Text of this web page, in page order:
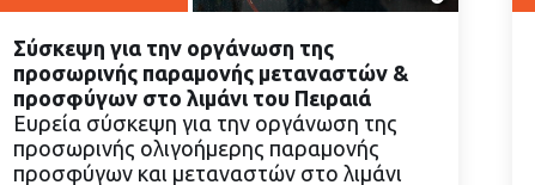
ΔΙΑΒΑΣΤΕ ΠΕΡΙΣΣΟΤΕΡΑ
Σύσκεψη για την οργάνωση της
προσωρινής παραμονής μεταναστών &
προσφύγων στο λιμάνι του Πειραιά
Eυρεία σύσκεψη για την οργάνωση της
προσωρινής ολιγοήμερης παραμονής
προσφύγων και μεταναστών στο λιμάνι